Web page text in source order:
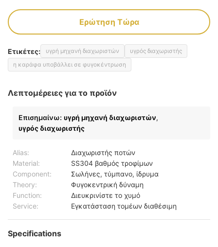
Ερώτηση Τώρα
Ετικέτες: υγρή μηχανή διαχωριστών
υγρός διαχωριστής
η καράφα υποβάλλει σε φυγοκέντρωση
Λεπτομέρειες για το προϊόν
Επισημαίνω: υγρή μηχανή διαχωριστών,
υγρός διαχωριστής
Alias:
Διαχωριστής ποτών
Material:
SS304 βαθμός τροφίμων
Component:
Σωλήνες, τύμπανο, ίδρυμα
Theory:
Φυγοκεντρική δύναμη
Function:
Διευκρινίστε το χυμό
Service:
Εγκατάσταση τομέων διαθέσιμη
Specifications